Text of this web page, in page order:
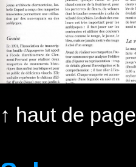
↑ haut de page